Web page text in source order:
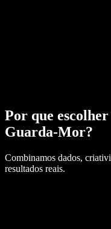
Por que escolher
Guarda-Mor?
Combinamos dados,
resultados reais.